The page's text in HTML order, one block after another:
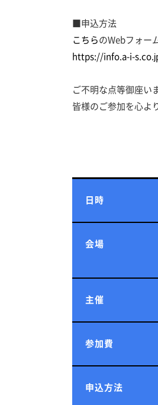
■申込方法
こちら のWebフォー
https://info.a-i-
ご不明な点等御座い
皆様のご参加を心よ
日時
会場
主催
参加費
申込方法